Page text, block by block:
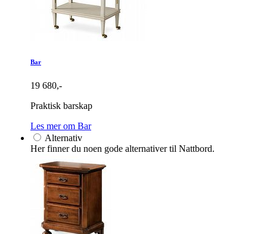
Bar
19 680,-
Praktisk barskap
Les mer om Bar
Alternativ
Her finner du noen gode alternativer til Nattbord.